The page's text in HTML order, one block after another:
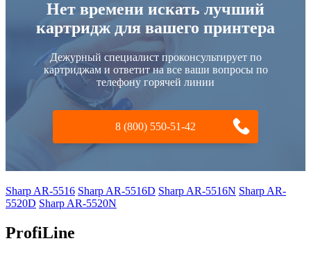
Нет времени искать лучший
картридж для вашего принтера
Дежурный специалист проконсультирует по
картриджам и ответит на все ваши вопросы по
телефону горячей линии
8 (800) 550-51-42
Sharp AR-5516 Sharp AR-5516D Sharp AR-5516N Sharp AR-
5520D Sharp AR-5520N
ProfiLine